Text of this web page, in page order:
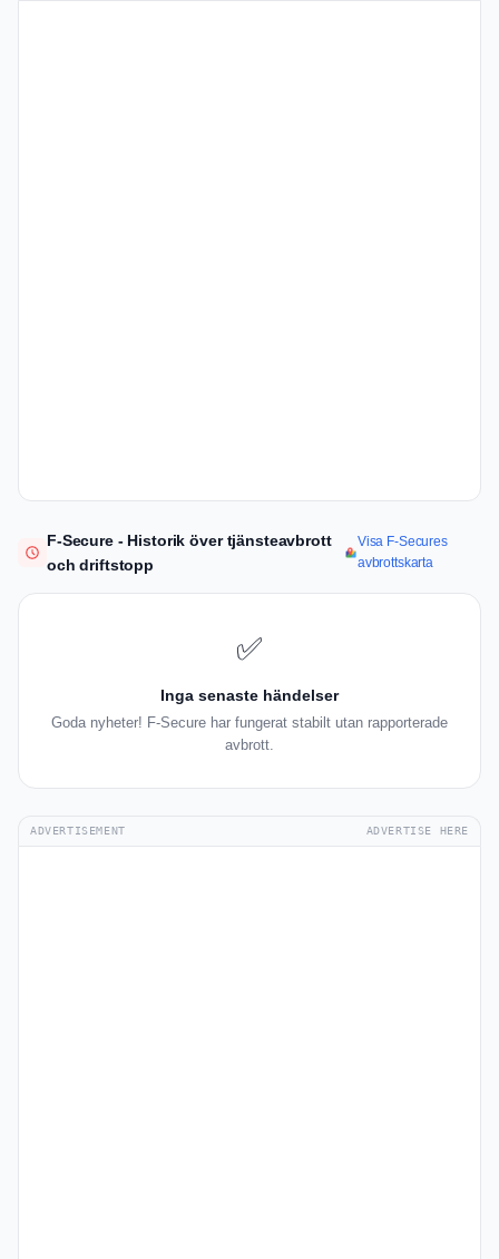
F-Secure - Historik över tjänsteavbrott
och driftstopp
Visa F-Secures
avbrottskarta
✅
Inga senaste händelser
Goda nyheter! F-Secure har fungerat stabilt utan rapporterade
avbrott.
ADVERTISEMENT ADVERTISE HERE